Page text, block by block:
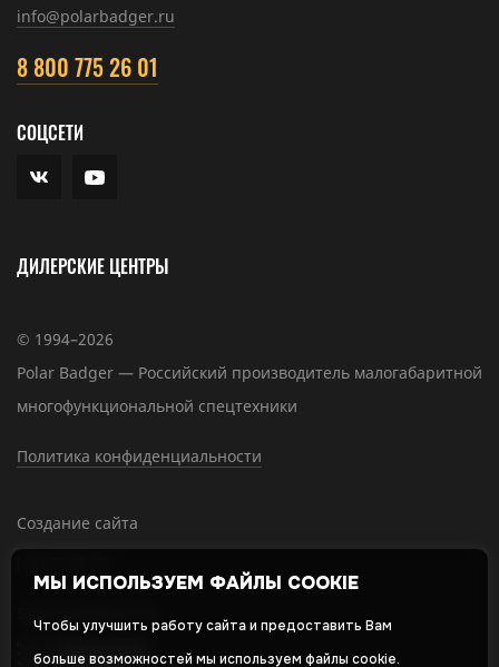
info@polarbadger.ru
8 800 775 26 01
СОЦСЕТИ
ДИЛЕРСКИЕ ЦЕНТРЫ
© 1994–2026
Polar Badger — Российский производитель малогабаритной
многофункциональной спецтехники
Политика конфиденциальности
Создание сайта
МЫ ИСПОЛЬЗУЕМ ФАЙЛЫ COOKIE
Чтобы улучшить работу сайта и предоставить Вам
больше возможностей мы используем файлы cookie.